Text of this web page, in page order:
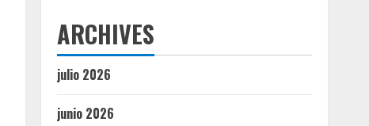
ARCHIVES
julio 2026
junio 2026